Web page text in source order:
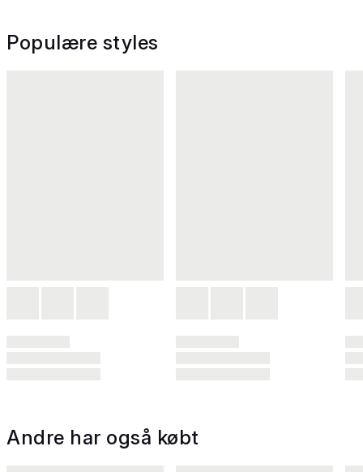
Populære styles
Andre har også købt